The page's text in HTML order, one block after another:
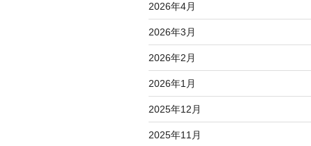
2026年4月
2026年3月
2026年2月
2026年1月
2025年12月
2025年11月